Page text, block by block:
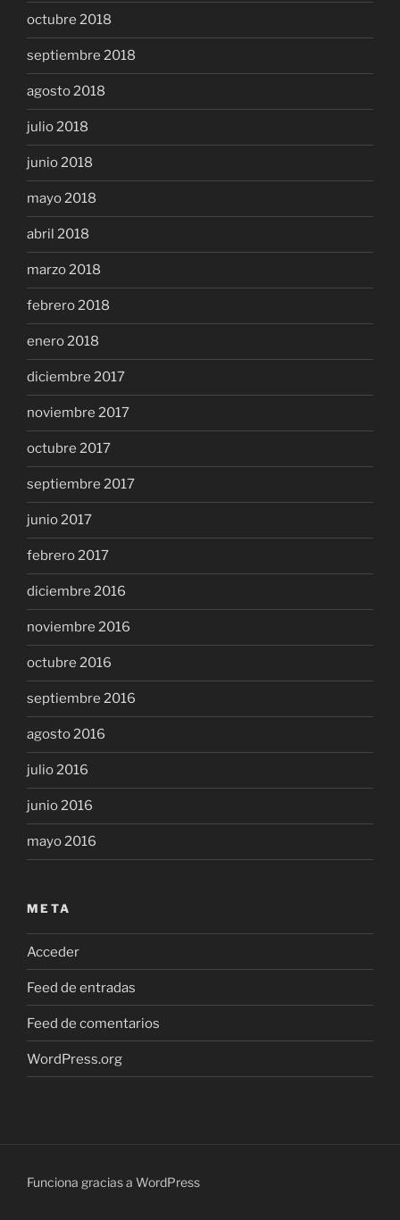
octubre 2018
septiembre 2018
agosto 2018
julio 2018
junio 2018
mayo 2018
abril 2018
marzo 2018
febrero 2018
enero 2018
diciembre 2017
noviembre 2017
octubre 2017
septiembre 2017
junio 2017
febrero 2017
diciembre 2016
noviembre 2016
octubre 2016
septiembre 2016
agosto 2016
julio 2016
junio 2016
mayo 2016
META
Acceder
Feed de entradas
Feed de comentarios
WordPress.org
Funciona gracias a WordPress